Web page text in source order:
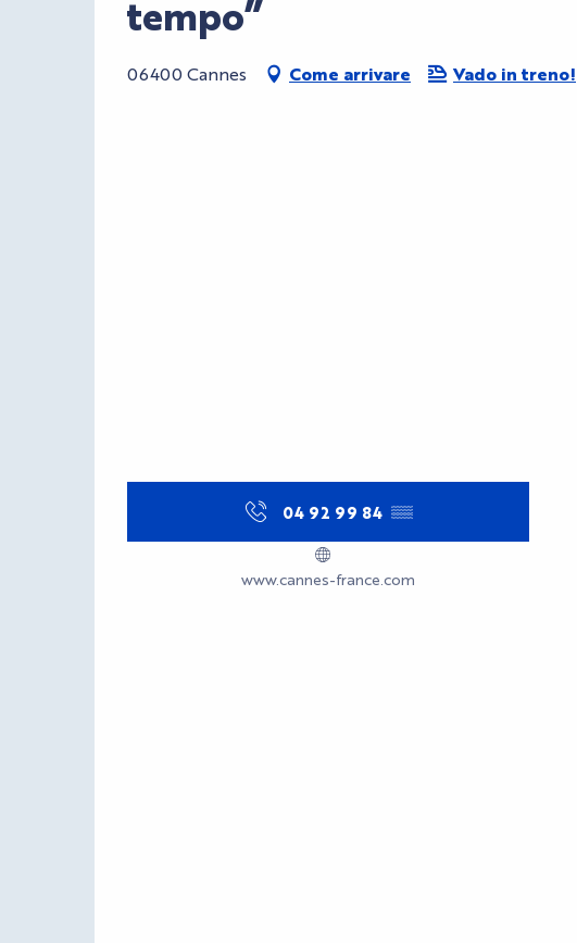
tempo”
06400 Cannes Come arrivare Vado in treno!
04 92 99 84 ▒▒
www.cannes-france.com